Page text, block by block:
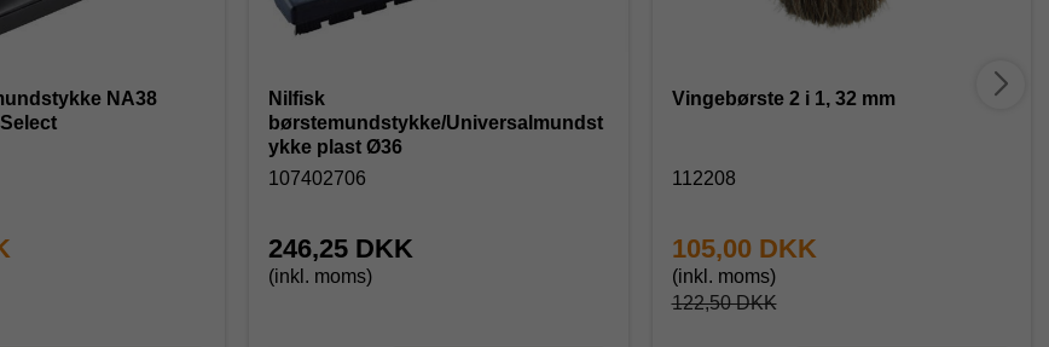
NA38
Nilfisk
børstemundstykke/Universalmundst
ykke plast Ø36
107402706
246,25 DKK
(inkl. moms)
Vingebørste 2 i 1, 32 mm
112208
122,50 DKK
105,00 DKK
(inkl. moms)